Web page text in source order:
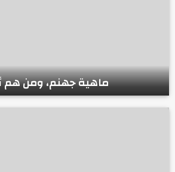
ماهية جهنم، ومن هم